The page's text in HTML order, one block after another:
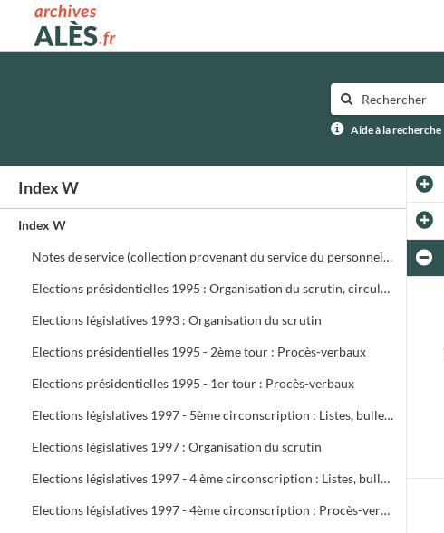
Archives municipales d'Alès
Aide à la recherche
Index W
Index W
Notes de service (collection provenant du service du personnel) ffffff
Elections présidentielles 1995 : Organisation du scrutin, circulaires, assesseurs, délégués, présidents de bureau de vote
Elections législatives 1993 : Organisation du scrutin
Elections présidentielles 1995 - 2ème tour : Procès-verbaux
Elections présidentielles 1995 - 1er tour : Procès-verbaux
Elections législatives 1997 - 5ème circonscription : Listes, bulletins de vote, délégués et assesseurs
Elections législatives 1997 : Organisation du scrutin
Elections législatives 1997 - 4 ème circonscription : Listes, bulletins de vote, délégués et assesseurs
Elections législatives 1997 - 4ème circonscription : Procès-verbaux